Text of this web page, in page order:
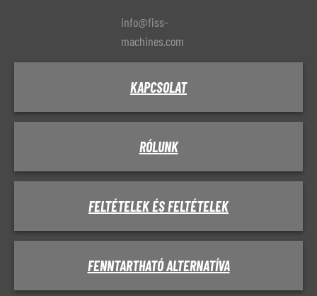
info@fiss-
machines.com
KAPCSOLAT
RÓLUNK
FELTÉTELEK ÉS FELTÉTELEK
FENNTARTHATÓ ALTERNATÍVA